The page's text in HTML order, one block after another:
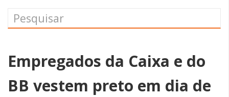
Empregados da Caixa e do
BB vestem preto em dia de